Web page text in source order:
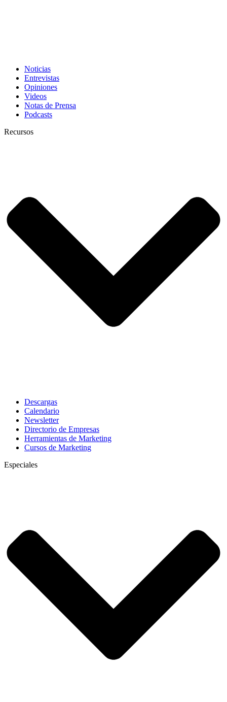
Noticias
Entrevistas
Opiniones
Videos
Notas de Prensa
Podcasts
Recursos
Descargas
Calendario
Newsletter
Directorio de Empresas
Herramientas de Marketing
Cursos de Marketing
Especiales